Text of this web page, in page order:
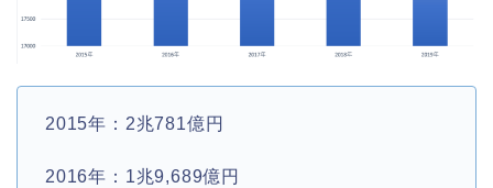
2015年：2兆781億円
2016年：1兆9,689億円